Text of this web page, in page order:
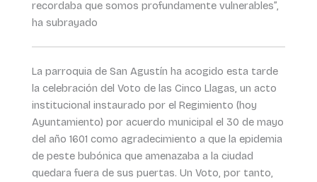
recordaba que somos profundamente vulnerables”,
ha subrayado
La parroquia de San Agustín ha acogido esta tarde
la celebración del Voto de las Cinco Llagas, un acto
institucional instaurado por el Regimiento (hoy
Ayuntamiento) por acuerdo municipal el 30 de mayo
del año 1601 como agradecimiento a que la epidemia
de peste bubónica que amenazaba a la ciudad
quedara fuera de sus puertas. Un Voto, por tanto,